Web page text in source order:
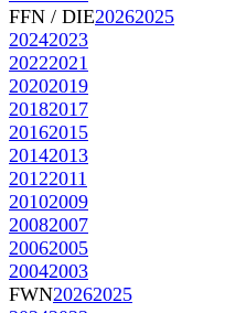
FFN / DIE20262025
20242023
20222021
20202019
20182017
20162015
20142013
20122011
20102009
20082007
20062005
20042003
FWN20262025